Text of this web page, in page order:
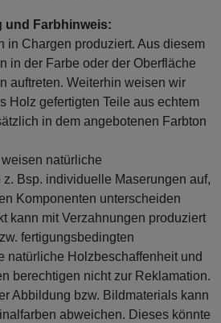
und Farbhinweis:
in Chargen produziert. Aus diesem
in der Farbe oder der Oberfläche
auftreten. Weiterhin weisen wir
Holz gefertigten Teile aus echtem
in dem angebotenen Farbton
natürliche
Bsp. individuelle Maserungen auf,
Komponenten unterscheiden
kann mit Verzahnungen produziert
fertigungsbedingten
natürliche Holzbeschaffenheit und
berechtigen nicht zur Reklamation.
Abbildung bzw. Bildmaterials kann
abweichen. Dieses könnte